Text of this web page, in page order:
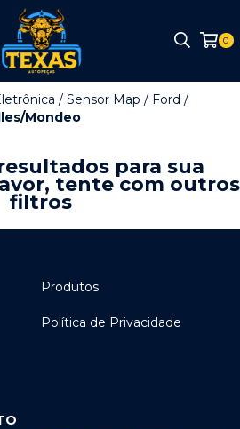
0
/ Sensor Map / Ford /
Mondeo
para sua
tente com outros
filtros
Produtos
Política de Privacidade